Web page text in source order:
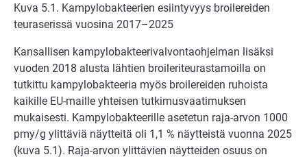
Kuva 5.1. Kampylobakteerien esiintyvyys broilereiden
teuraserissä vuosina 2017–2025
Kansallisen kampylobakteerivalvontaohjelman lisäksi
vuoden 2018 alusta lähtien broileriteurastamoilla on
tutkittu kampylobakteeria myös broilereiden ruhoista
kaikille EU-maille yhteisen tutkimusvaatimuksen
mukaisesti. Kampylobakteerille asetetun raja-arvon 1000
pmy/g ylittäviä näytteitä oli 1,1 % näytteistä vuonna 2025
(kuva 5.1). Raja-arvon ylittävien näytteiden osuus on